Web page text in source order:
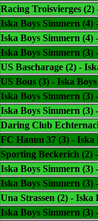
Racing Troisvierges
Iska Boys Simmern (4)
Iska Boys Simmern (4)
Iska Boys Simmern (3)
US Bascharage (2) -
US Bous (3) - Iska
Iska Boys Simmern (3)
Iska Boys Simmern (3)
Daring Club
FC Hamm 37 (3) - Iska
Sporting Beckerich (2)
Iska Boys Simmern (3)
Iska Boys Simmern (3)
Una Strassen (2) - Iska
Iska Boys Simmern